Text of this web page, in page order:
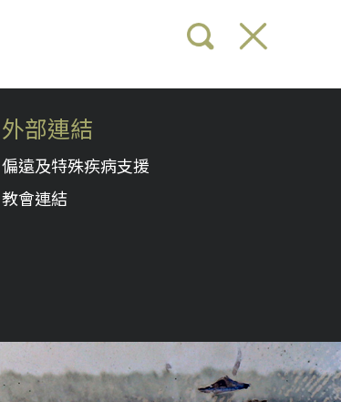
外部連結
偏遠及特殊疾病支援
教會連結